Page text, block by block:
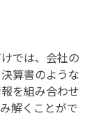
では、会社の
算書のような
を組み合わせ
解くことがで